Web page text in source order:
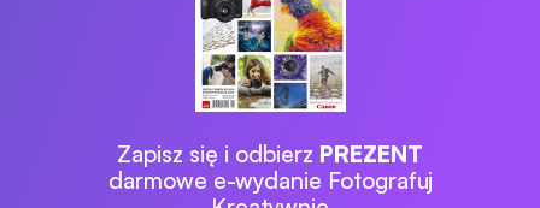
Zapisz się i odbierz PREZENT
darmowe e-wydanie Fotografuj